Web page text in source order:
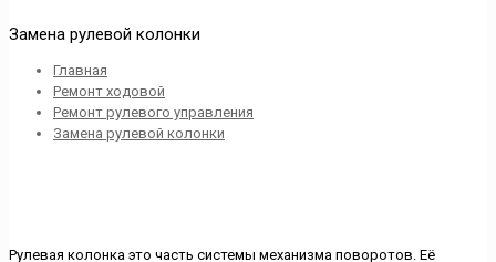
Замена рулевой колонки
Главная
Ремонт ходовой
Ремонт рулевого управления
Замена рулевой колонки
Рулевая колонка это часть системы механизма поворотов. Её